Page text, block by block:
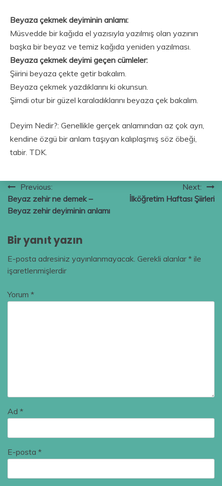
Beyaza çekmek deyiminin anlamı:
Müsvedde bir kağıda el yazısıyla yazılmış olan yazının
başka bir beyaz ve temiz kağıda yeniden yazılması.
Beyaza çekmek deyimi geçen cümleler:
Şiirini beyaza çekte getir bakalım.
Beyaza çekmek yazdıklarını ki okunsun.
Şimdi otur bir güzel karaladıklarını beyaza çek bakalım.
Deyim Nedir?: Genellikle gerçek anlamından az çok ayrı,
kendine özgü bir anlam taşıyan kalıplaşmış söz öbeği,
tabir. TDK.
Yazı
gezinmesi
Previous:
Beyaz zehir ne demek –
Beyaz zehir deyiminin anlamı
Next:
İlköğretim Haftası Şiirleri
Bir yanıt yazın
E-posta adresiniz yayınlanmayacak. Gerekli alanlar* ile
işaretlenmişlerdir
Yorum *
Ad *
E-posta *